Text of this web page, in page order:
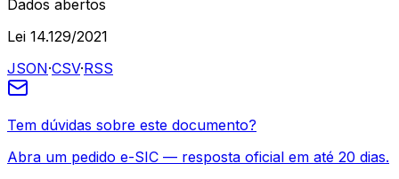
Dados abertos
Lei 14.129/2021
JSON·CSV·RSS
Tem dúvidas sobre este documento?
Abra um pedido e-SIC — resposta oficial em até 20 dias.